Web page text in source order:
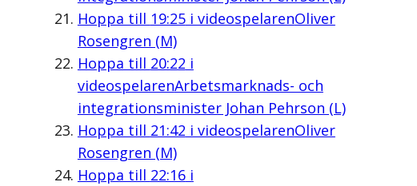
Hoppa till 19:25i videospelarenOliver
Rosengren (M)
Hoppa till 20:22 i
videospelarenArbetsmarknads- och
integrationsminister Johan Pehrson (L)
Hoppa till 21:42 i videospelarenOliver
Rosengren (M)
Hoppa till 22:16i